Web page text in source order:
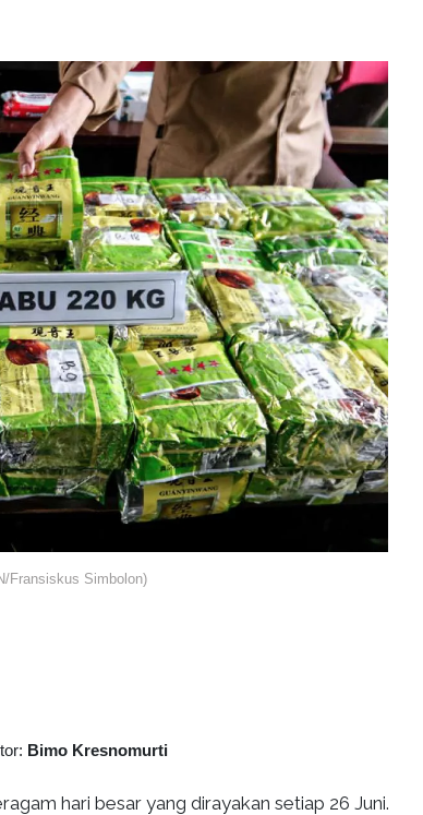
Fransiskus Simbolon)
Bimo Kresnomurti
hari besar yang dirayakan setiap 26 Juni.